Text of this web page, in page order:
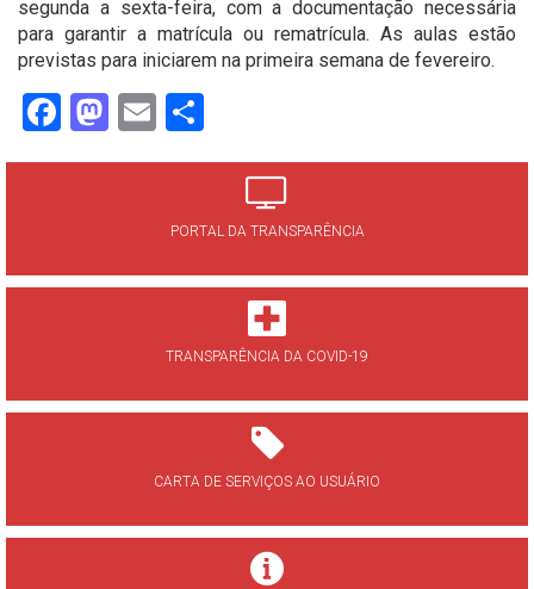
segunda a sexta-feira, com a documentação necessária
para garantir a matrícula ou rematrícula. As aulas estão
previstas para iniciarem na primeira semana de fevereiro.
Facebook
Mastodon
Email
PORTAL DA TRANSPARÊNCIA
TRANSPARÊNCIA DA COVID-19
CARTA DE SERVIÇOS AO USUÁRIO